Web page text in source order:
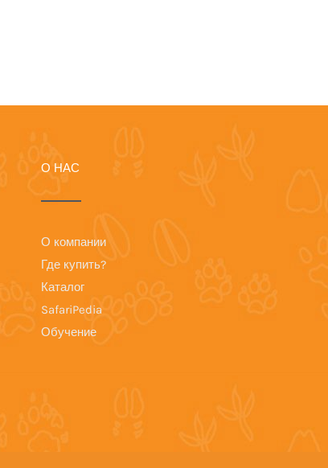
О НАС
О компании
Где купить?
Каталог
SafariPedia
Обучение